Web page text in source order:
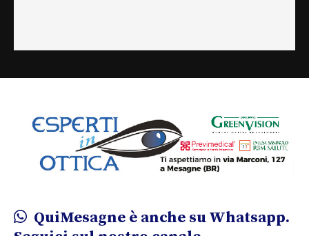
QuiMesagne è anche su Whatsapp.